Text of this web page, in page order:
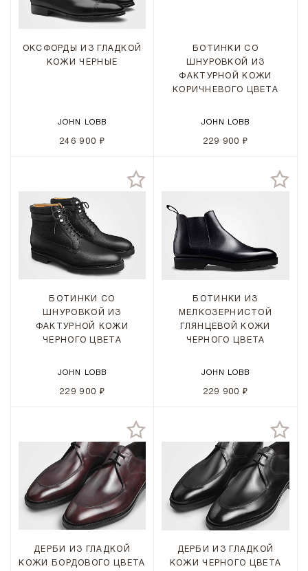
ОКСФОРДЫ ИЗ ГЛАДКОЙ
КОЖИ ЧЕРНЫЕ
JOHN LOBB
246 900 ₽
БОТИНКИ СО
ШНУРОВКОЙ ИЗ
ФАКТУРНОЙ КОЖИ
КОРИЧНЕВОГО ЦВЕТА
JOHN LOBB
229 900 ₽
БОТИНКИ СО
ШНУРОВКОЙ ИЗ
ФАКТУРНОЙ КОЖИ
ЧЕРНОГО ЦВЕТА
JOHN LOBB
229 900 ₽
БОТИНКИ ИЗ
МЕЛКОЗЕРНИСТОЙ
ГЛЯНЦЕВОЙ КОЖИ
ЧЕРНОГО ЦВЕТА
JOHN LOBB
229 900 ₽
ДЕРБИ ИЗ ГЛАДКОЙ
КОЖИ БОРДОВОГО ЦВЕТА
ДЕРБИ ИЗ ГЛАДКОЙ
КОЖИ ЧЕРНОГО ЦВЕТА